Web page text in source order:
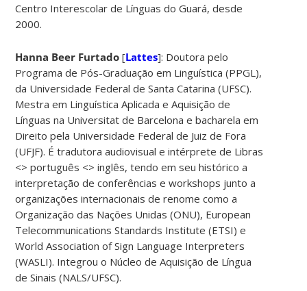
Centro Interescolar de Línguas do Guará, desde
2000.
Hanna Beer Furtado [Lattes]: Doutora pelo
Programa de Pós-Graduação em Linguística (PPGL),
da Universidade Federal de Santa Catarina (UFSC).
Mestra em Linguística Aplicada e Aquisição de
Línguas na Universitat de Barcelona e bacharela em
Direito pela Universidade Federal de Juiz de Fora
(UFJF). É tradutora audiovisual e intérprete de Libras
<> português <> inglês, tendo em seu histórico a
interpretação de conferências e workshops junto a
organizações internacionais de renome como a
Organização das Nações Unidas (ONU), European
Telecommunications Standards Institute (ETSI) e
World Association of Sign Language Interpreters
(WASLI). Integrou o Núcleo de Aquisição de Língua
de Sinais (NALS/UFSC).